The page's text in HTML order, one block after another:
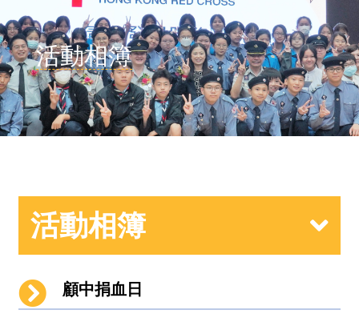
活動相簿
活動相簿
顧中捐血日